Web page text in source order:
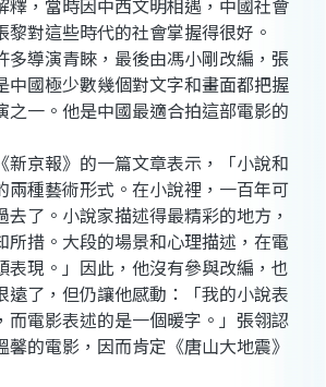
釋，當時因中西文明相遇，中國社會
黎對這些時代的社會掌握得很好。
多導演青睞，最後由馮小剛改編，張
中國極少數幾個對文字和畫面都把握
之一。他是中國最適合拍這部電影的
京報》的一篇文章表示，「小說和
兩種藝術形式。在小說裡，一百年可
去了。小說家描述得最精彩的地方，
所措。大段的場景和心理描述，在電
表現。」因此，他沒有參與改編，也
遠了，但仍讓他感動：「我的小說表
而電影表述的是一個暖字。」張翎認
馨的電影，因而肯定《唐山大地震》